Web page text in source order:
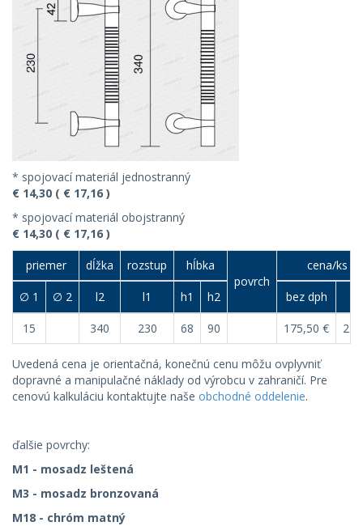
* spojovací materiál jednostranný
€ 14,30 ( € 17,16 )
* spojovací materiál obojstranný
€ 14,30 ( € 17,16 )
priemer dĺžka rozstup
hĺbka
povrch
cena/ks
∅ 1 ∅ 2 l2 l1 h1 h2 bez dph
15 340 230 68 90 175,50 €
Uvedená cena je orientačná, konečnú cenu môžu ovplyvniť
dopravné a manipulačné náklady od výrobcu v zahraničí. Pre
cenovú kalkuláciu kontaktujte naše obchodné oddelenie.
ďalšie povrchy:
M1 - mosadz leštená
M3 - mosadz bronzovaná
M18 - chróm matný